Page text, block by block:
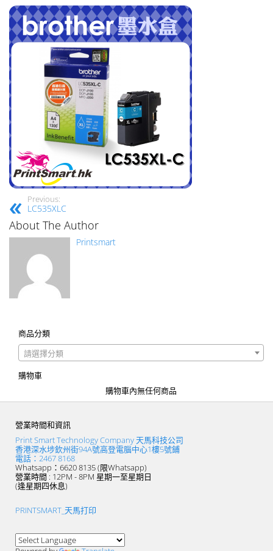
Previous:
LC535XLC
About The Author
Printsmart
商品分類
請選擇分類
購物車
購物車內無任何商品
營業時間和資訊
Print Smart Technology Company 天馬科技公司
香港深水埗欽州街94A號高登電腦中心1樓5號鋪
電話：2467 8168
Whatsapp：6620 8135 (限Whatsapp)
營業時間 : 12PM - 8PM 星期一至星期日
(逢星期四休息)
PRINTSMART_天馬打印